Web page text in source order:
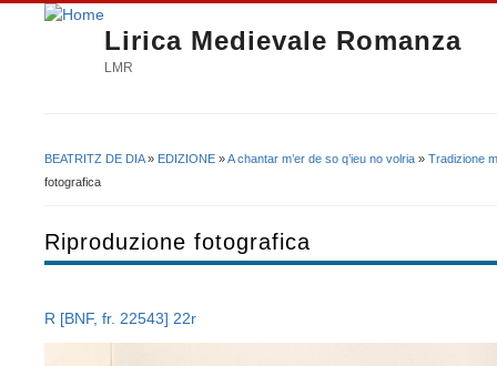
Lirica Medievale Romanza
LMR
Tu sei qui
BEATRITZ DE DIA» EDIZIONE »A chantar m’er de so q’ieu no volria » Tradizione
fotografica
Riproduzione fotografica
R [BNF, fr. 22543] 22r